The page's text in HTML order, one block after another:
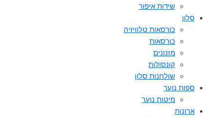
שידות איפור
סלון
כורסאות טלוויזיה
כורסאות
מזנונים
קונסולות
שולחנות סלון
ספות נוער
מיטות נוער
ארונות